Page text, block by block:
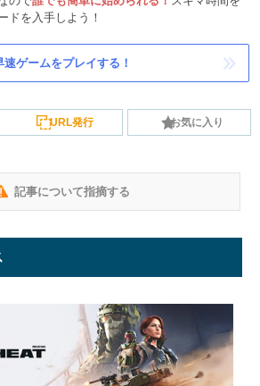
ドを入手しよう！
速ゲームをプレイする！
URL発行 お気に入り
記事について指摘する